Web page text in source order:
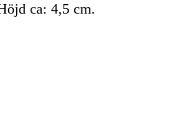
ca: 4,5 cm.